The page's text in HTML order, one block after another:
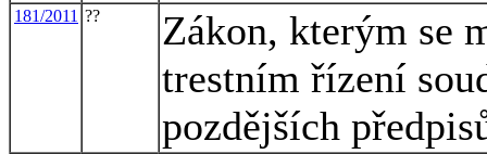
181/2011 ??
Zákon, kterým se
trestním řízení
pozdějších